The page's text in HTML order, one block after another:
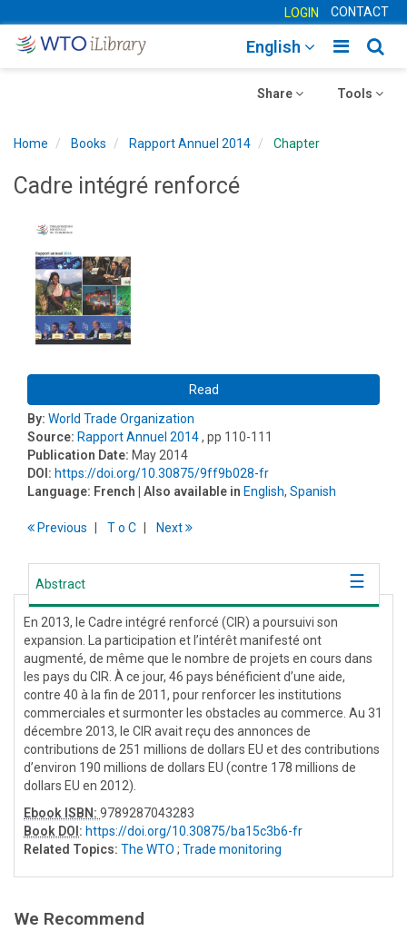
LOGIN CONTACT
Toggle
English
Toggle
Tools
Toggle
Share
Home Books Rapport Annuel 2014 Chapter
Cadre intégré renforcé
Read
By: World Trade Organization
Source: Rapport Annuel 2014, pp 110-111
Publication Date: May 2014
DOI: https://doi.org/10.30875/9ff9b028-fr
Language: French | Also available in English, Spanish
Previous To C Next
Abstract
En 2013, le Cadre intégré renforcé (CIR) a poursuivi son
expansion. La participation et l’intérêt manifesté ont
augmenté, de même que le nombre de projets en cours dans
les pays du CIR. À ce jour, 46 pays bénéficient d’une aide,
contre 40 à la fin de 2011, pour renforcer les institutions
commerciales et surmonter les obstacles au commerce. Au 31
décembre 2013, le CIR avait reçu des annonces de
contributions de 251 millions de dollars EU et des contributions
d’environ 190 millions de dollars EU (contre 178 millions de
dollars EU en 2012).
Ebook ISBN: 9789287043283
Book DOI : https://doi.org/10.30875/ba15c3b6-fr
Related Topics: The WTO ; Trade monitoring
We Recommend